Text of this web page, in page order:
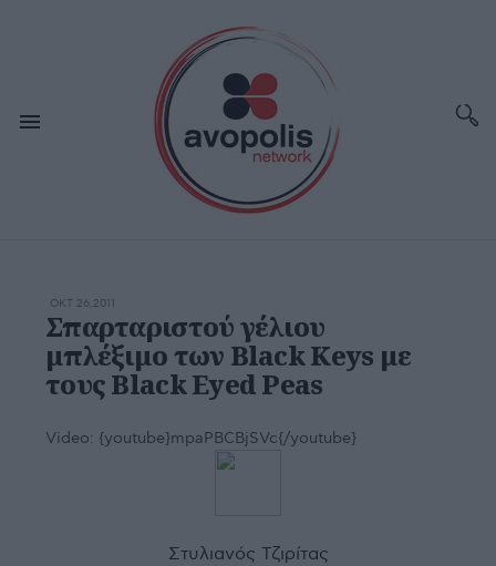
ΟΚΤ 26,2011
Σπαρταριστού γέλιου
μπλέξιμο των Black Keys με
τους Black Eyed Peas
Video: {youtube}mpaPBCBjSVc{/youtube}
Στυλιανός Τζιρίτας